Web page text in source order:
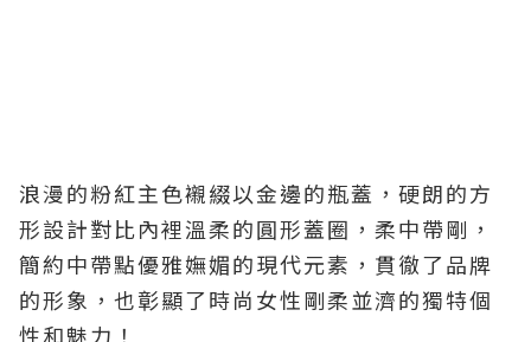
浪漫的粉紅主色襯綴以金邊的瓶蓋， 硬朗的方
形設計對比內裡溫柔的圓形蓋圈， 柔中帶剛，
簡約中帶點優雅嫵媚的現代元素，貫徹了品牌
的形象，也彰顯了時尚女性剛柔並濟的獨特個
性和魅力！